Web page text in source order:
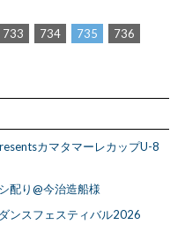
733 734 735
736
カマタマーレカップU-8
配り@今治造船様
ンスフェスティバル2026